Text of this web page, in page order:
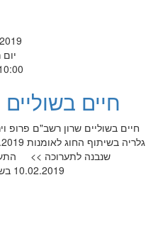
יום
חיים
שנבנה לתערוכה >>
10.02.2019 בשעה 11:00-10:00